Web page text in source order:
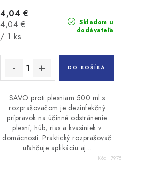
Skladom u
dodávateľa
4,04 €
Jednotková
cena:
4,04 €
/ 1 ks
DO KOŠÍKA
SAVO proti plesniam 500 ml s
rozprašovačom je dezinfekčný
prípravok na účinné odstránenie
plesní, húb, rias a kvasiniek v
domácnosti. Praktický rozprašovač
uľahčuje aplikáciu aj...
Kód: 7975